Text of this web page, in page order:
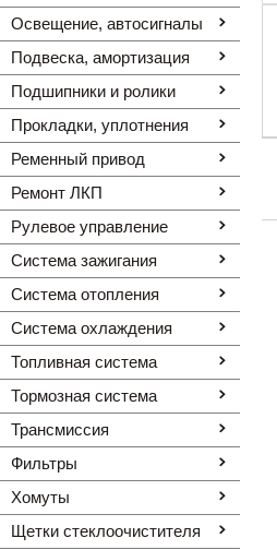
Освещение, автоcигналы
Подвеска, амортизация
Подшипники и ролики
Прокладки, уплотнения
Ременный привод
Ремонт ЛКП
Рулевое управление
Система зажигания
Система отопления
Система охлаждения
Топливная система
Тормозная система
Трансмиссия
Фильтры
Хомуты
Щетки стеклоочистителя